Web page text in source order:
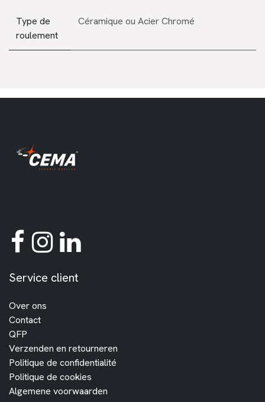
Type de
roulement
Céramique ou Acier Chromé
Service client
Over ons
Contact
QFP
Verzenden en retourneren
Politique de confidentialité
Politique de cookies
Algemene voorwaarden